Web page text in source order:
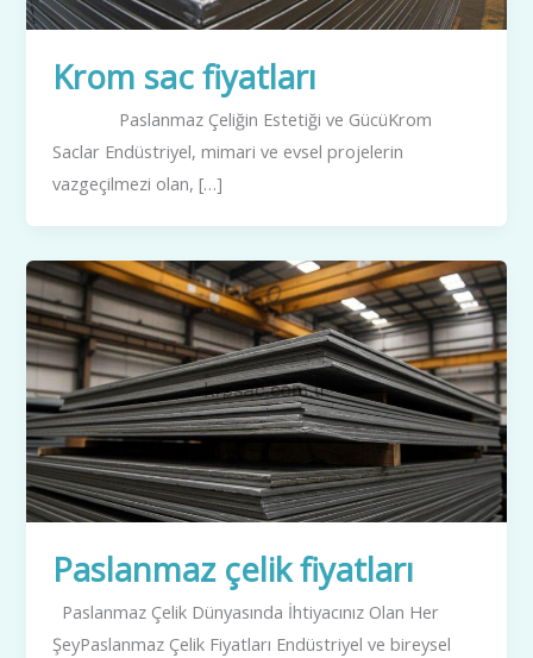
Krom sac fiyatları
Paslanmaz Çeliğin Estetiği ve GücüKrom
Saclar Endüstriyel, mimari ve evsel projelerin
vazgeçilmezi olan, […]
Paslanmaz çelik fiyatları
Paslanmaz Çelik Dünyasında İhtiyacınız Olan Her
ŞeyPaslanmaz Çelik Fiyatları Endüstriyel ve bireysel